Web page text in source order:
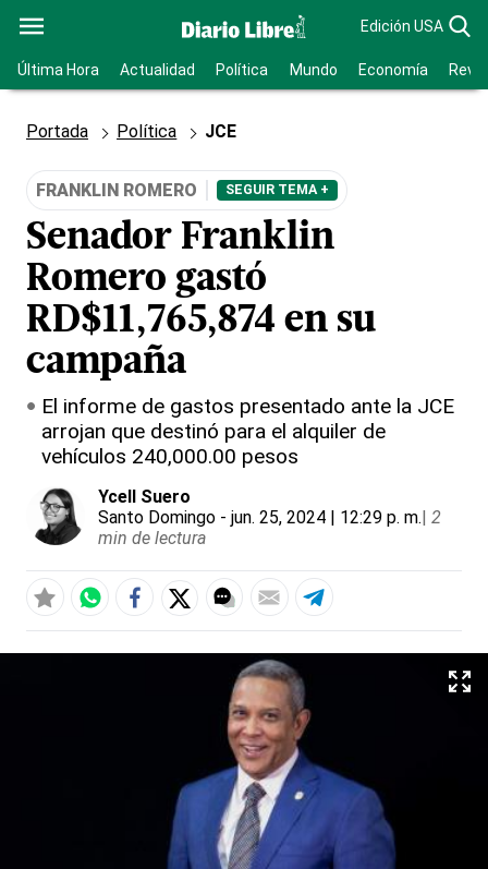
Edición USA
Última Hora Actualidad Política Mundo Economía
Portada Política JCE
FRANKLIN ROMERO SEGUIR TEMA +
Senador Franklin
Romero gastó
RD$11,765,874 en su
campaña
El informe de gastos presentado ante la JCE
arrojan que destinó para el alquiler de
vehículos 240,000.00 pesos
Ycell Suero
Santo Domingo - jun. 25, 2024 | 12:29 p. m.| 2
min de lectura